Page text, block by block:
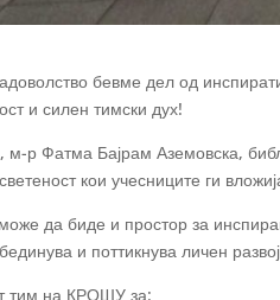
бевме дел од
и силен тимски дух!
р Фатма Бајрам Аземовска,
кои учесниците ги
да биде и простор за
и поттикнува личен
тим на КРОШУ за: